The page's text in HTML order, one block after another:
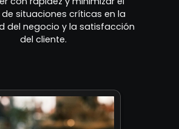
situaciones críticas en la
del negocio y la satisfacción
del cliente.